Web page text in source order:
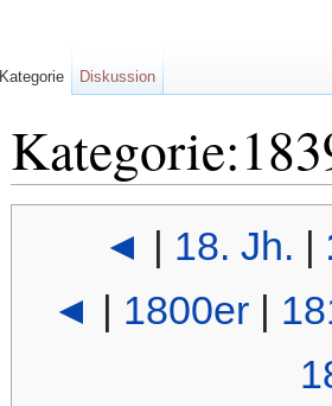
◄ 18. Jh.
◄
1800er
Kategorie Diskussion